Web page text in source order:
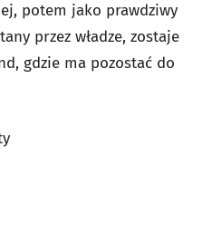
potem jako prawdziwy
przez władze, zostaje
gdzie ma pozostać do